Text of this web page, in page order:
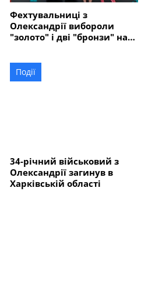
Фехтувальниці з
Олександрії вибороли
"золото" і дві "бронзи" на
Події
34-річний військовий з
Олександрії загинув в
Харківській області